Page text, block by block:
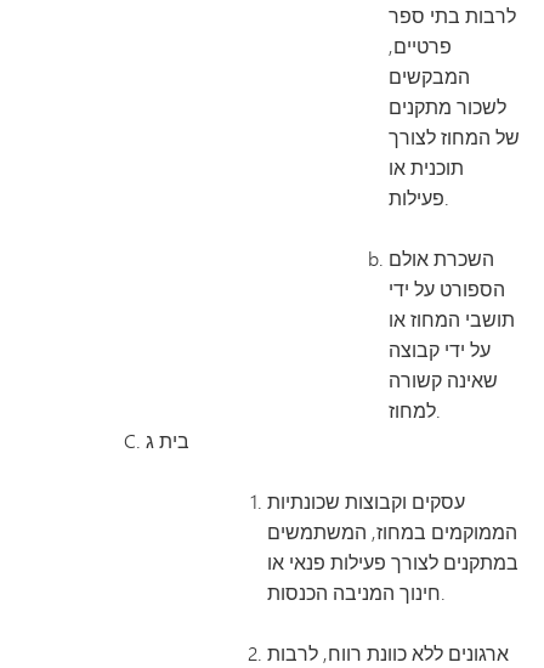
לרבות בתי ספר
פרטיים,
המבקשים
לשכור מתקנים
של המחוז לצורך
תוכנית או
פעילות.
השכרת אולם
הספורט על ידי
תושבי המחוז או
על ידי קבוצה
שאינה קשורה
למחוז.
בית ג
עסקים וקבוצות שכונתיות
הממוקמים במחוז, המשתמשים
במתקנים לצורך פעילות פנאי או
חינוך המניבה הכנסות.
ארגונים ללא כוונת רווח, לרבות